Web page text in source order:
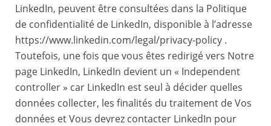
LinkedIn, peuvent être consultées dans la Politique
de confidentialité de LinkedIn, disponible à l’adresse
https://www.linkedin.com/legal/privacy-policy .
Toutefois, une fois que vous êtes redirigé vers Notre
page LinkedIn, LinkedIn devient un « Independent
controller » car LinkedIn est seul à décider quelles
données collecter, les finalités du traitement de Vos
données et Vous devrez contacter LinkedIn pour